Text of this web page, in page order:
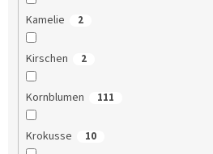
Kamelie 2
Kirschen 2
Kornblumen 111
Krokusse 10